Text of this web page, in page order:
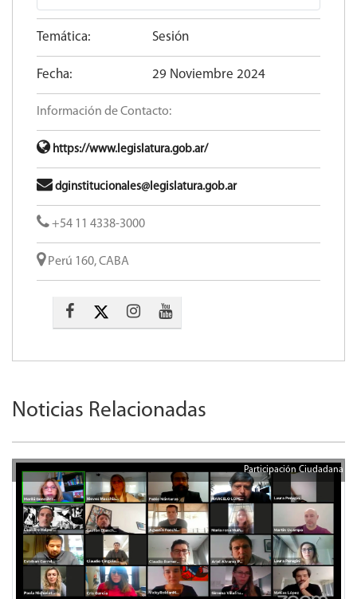
Temática: Sesión
Fecha: 29 Noviembre 2024
Información de Contacto:
https://www.legislatura.gob.ar/
dginstitucionales@legislatura.gob.ar
+54 11 4338-3000
Perú 160, CABA
Noticias Relacionadas
Participación Ciudadana